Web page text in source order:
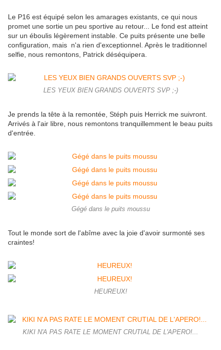
Le P16 est équipé selon les amarages existants, ce qui nous
promet une sortie un peu sportive au retour... Le fond est atteint
sur un éboulis légèrement instable. Ce puits présente une belle
configuration, mais n'a rien d'exceptionnel. Après le traditionnel
selfie, nous remontons, Patrick déséquipera.
LES YEUX BIEN GRANDS OUVERTS SVP ;-)
Je prends la tête à la remontée, Stéph puis Herrick me suivront.
Arrivés à l'air libre, nous remontons tranquillemment le beau puits
d'entrée.
Gégé dans le puits moussu
Tout le monde sort de l'abîme avec la joie d'avoir surmonté ses
craintes!
HEUREUX!
KIKI N'A PAS RATE LE MOMENT CRUTIAL DE L'APERO!...